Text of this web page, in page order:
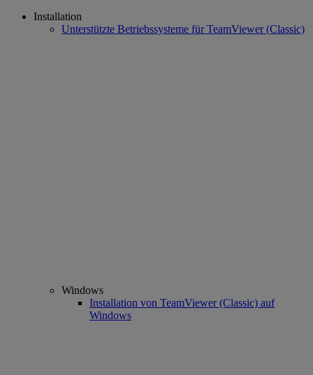
Installation
Unterstützte Betriebssysteme für TeamViewer (Classic)
Windows
Installation von TeamViewer (Classic) auf
Windows